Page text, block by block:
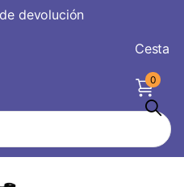
de devolución
Cesta
0
negro